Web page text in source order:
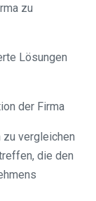
zu
Lösungen
der Firma
vergleichen
die den